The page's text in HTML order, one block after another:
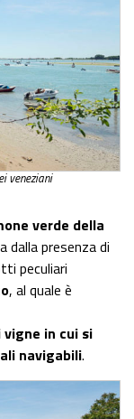
veneziani
verde della
dalla presenza di
peculiari
, al quale è
in cui si
navigabili.